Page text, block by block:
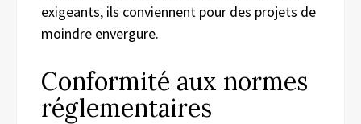
exigeants, ils conviennent pour des projets de
moindre envergure.
Conformité aux normes
réglementaires